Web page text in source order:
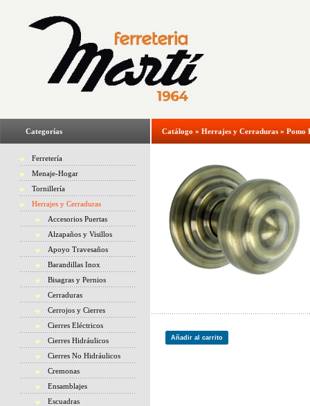
Categorías
Ferretería
Menaje-Hogar
Tornillería
Herrajes y Cerraduras
Accesorios Puertas
Alzapaños y Visillos
Apoyo Travesaños
Barandillas Inox
Bisagras y Pernios
Cerraduras
Cerrojos y Cierres
Cierres Eléctricos
Cierres Hidráulicos
Cierres No Hidráulicos
Cremonas
Ensamblajes
Escuadras
Catálogo » Herrajes y Cerraduras » Pomo
Añadir al carrito